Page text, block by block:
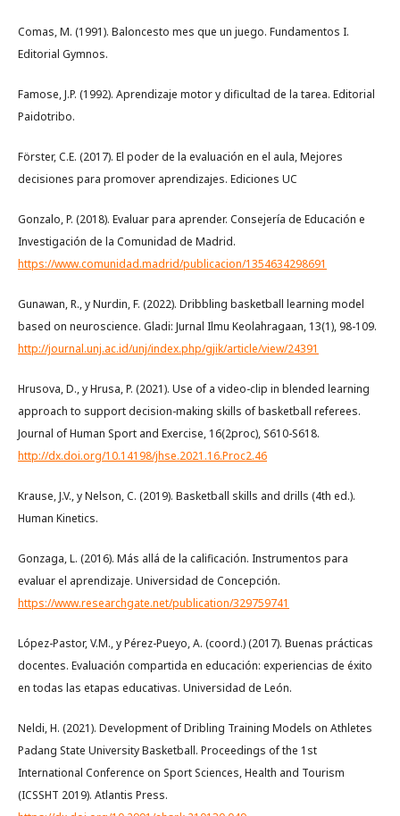
Comas, M. (1991). Baloncesto mes que un juego. Fundamentos I.
Editorial Gymnos.
Famose, J.P. (1992). Aprendizaje motor y dificultad de la tarea. Editorial
Paidotribo.
Förster, C.E. (2017). El poder de la evaluación en el aula, Mejores
decisiones para promover aprendizajes. Ediciones UC
Gonzalo, P. (2018). Evaluar para aprender. Consejería de Educación e
Investigación de la Comunidad de Madrid.
https://www.comunidad.madrid/publicacion/1354634298691
Gunawan, R., y Nurdin, F. (2022). Dribbling basketball learning model
based on neuroscience. Gladi: Jurnal Ilmu Keolahragaan, 13(1), 98-109.
http://journal.unj.ac.id/unj/index.php/gjik/article/view/24391
Hrusova, D., y Hrusa, P. (2021). Use of a video-clip in blended learning
approach to support decision-making skills of basketball referees.
Journal of Human Sport and Exercise, 16(2proc), S610-S618.
http://dx.doi.org/10.14198/jhse.2021.16.Proc2.46
Krause, J.V., y Nelson, C. (2019). Basketball skills and drills (4th ed.).
Human Kinetics.
Gonzaga, L. (2016). Más allá de la calificación. Instrumentos para
evaluar el aprendizaje. Universidad de Concepción.
https://www.researchgate.net/publication/329759741
López-Pastor, V.M., y Pérez-Pueyo, A. (coord.) (2017). Buenas prácticas
docentes. Evaluación compartida en educación: experiencias de éxito
en todas las etapas educativas. Universidad de León.
Neldi, H. (2021). Development of Dribling Training Models on Athletes
Padang State University Basketball. Proceedings of the 1st
International Conference on Sport Sciences, Health and Tourism
(ICSSHT 2019). Atlantis Press.